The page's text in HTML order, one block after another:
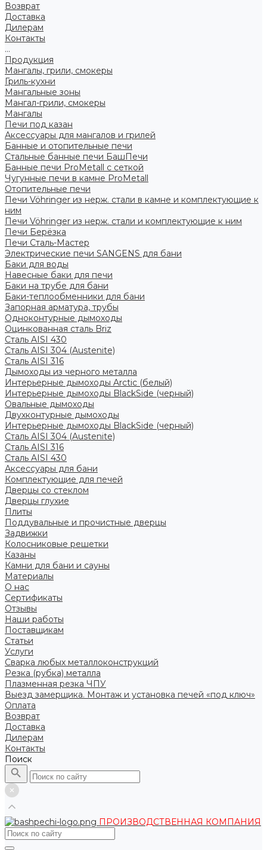
Возврат
Доставка
Дилерам
Контакты
...
Продукция
Мангалы, грили, смокеры
Гриль-кухни
Мангальные зоны
Мангал-грили, смокеры
Мангалы
Печи под казан
Аксессуары для мангалов и грилей
Банные и отопительные печи
Стальные банные печи БашПечи
Банные печи ProMetall с сеткой
Чугунные печи в камне ProMetall
Отопительные печи
Печи Vöhringer из нерж. стали в камне и комплектующие к
ним
Печи Vöhringer из нерж. стали и комплектующие к ним
Печи Берёзка
Печи Сталь-Мастер
Электрические печи SANGENS для бани
Баки для воды
Навесные баки для печи
Баки на трубе для бани
Баки-теплообменники для бани
Запорная арматура, трубы
Одноконтурные дымоходы
Оцинкованная сталь Briz
Сталь AISI 430
Сталь AISI 304 (Austenite)
Сталь AISI 316
Дымоходы из черного металла
Интерьерные дымоходы Arctic (белый)
Интерьерные дымоходы BlackSide (черный)
Овальные дымоходы
Двухконтурные дымоходы
Интерьерные дымоходы BlackSide (черный)
Сталь AISI 304 (Austenite)
Сталь AISI 316
Сталь AISI 430
Аксессуары для бани
Комплектующие для печей
Дверцы со стеклом
Дверцы глухие
Плиты
Поддувальные и прочистные дверцы
Задвижки
Колосниковые решетки
Казаны
Камни для бани и сауны
Материалы
О нас
Сертификаты
Отзывы
Наши работы
Поставщикам
Статьи
Услуги
Сварка любых металлоконструкций
Резка (рубка) металла
Плазменная резка ЧПУ
Выезд замерщика. Монтаж и установка печей «под ключ»
Оплата
Возврат
Доставка
Дилерам
Контакты
Поиск
ПРОИЗВОДСТВЕННАЯ КОМПАНИЯ